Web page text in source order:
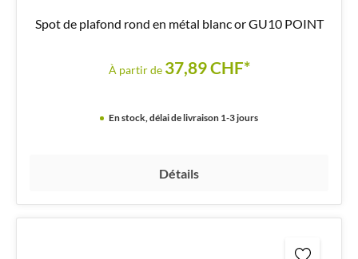
Spot de plafond rond en métal blanc or GU10 POINT
À partir de 37,89 CHF*
En stock, délai de livraison 1-3 jours
Détails